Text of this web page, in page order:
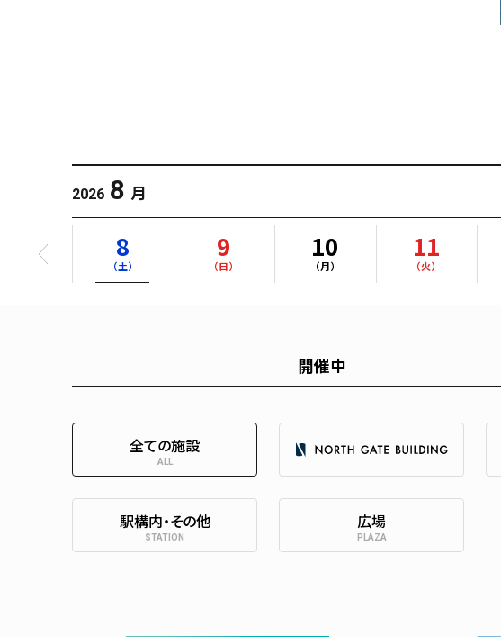
2026 8 月
8
（土）
9
（日）
10
（月）
11
（火）
開催中
全ての施設
ALL
駅構内・その他
STATION
広場
PLAZA